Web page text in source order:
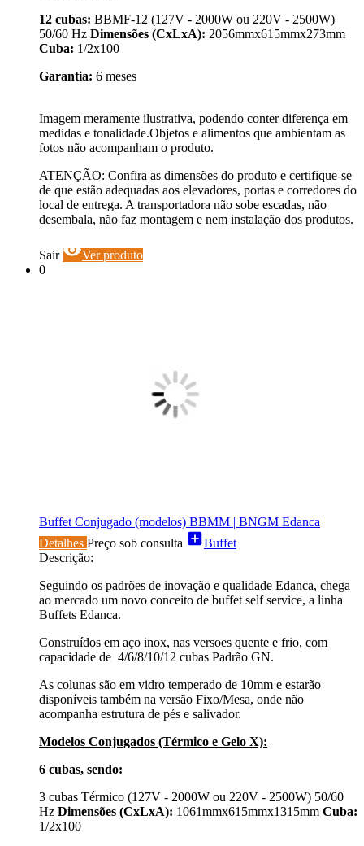
12 cubas: BBMF-12 (127V - 2000W ou 220V - 2500W)
50/60 Hz Dimensões (CxLxA): 2056mmx615mmx273mm
Cuba: 1/2x100
Garantia: 6 meses
Imagem meramente ilustrativa, podendo conter diferença em
medidas e tonalidade.Objetos e alimentos que ambientam as
fotos não acompanham o produto.
ATENÇÃO: Confira as dimensões do produto e certifique-se
de que estão adequadas aos elevadores, portas e corredores do
local de entrega. A transportadora não sobe escadas, não
desembala, não faz montagem e nem instalação dos produtos.
Sair visibilityVer produto
0
Buffet Conjugado (modelos) BBMM | BNGM Edanca
Detalhes Preço sob consulta add_boxBuffet
Descrição:
Seguindo os padrões de inovação e qualidade Edanca, chega
ao mercado um novo conceito de buffet self service, a linha
Buffets Edanca.
Construídos em aço inox, nas versoes quente e frio, com
capacidade de 4/6/8/10/12 cubas Padrão GN.
As colunas são em vidro temperado de 10mm e estarão
disponíveis também na versão Fixo/Mesa, onde não
acompanha estrutura de pés e salivador.
Modelos Conjugados (Térmico e Gelo X):
6 cubas, sendo:
3 cubas Térmico (127V - 2000W ou 220V - 2500W) 50/60
Hz Dimensões (CxLxA): 1061mmx615mmx1315mm Cuba:
1/2x100